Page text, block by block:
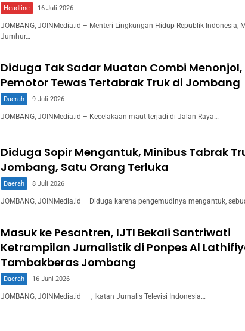
Headline 16 Juli 2026
JOMBANG, JOINMedia.id – Menteri Lingkungan Hidup Republik Indonesia,
Jumhur…
Diduga Tak Sadar Muatan Combi Menonjol,
Pemotor Tewas Tertabrak Truk di Jombang
Daerah 9 Juli 2026
JOMBANG, JOINMedia.id – Kecelakaan maut terjadi di Jalan Raya…
Diduga Sopir Mengantuk, Minibus Tabrak
Jombang, Satu Orang Terluka
Daerah 8 Juli 2026
JOMBANG, JOINMedia.id – Diduga karena pengemudinya mengantuk,
Masuk ke Pesantren, IJTI Bekali Santriwati
Ketrampilan Jurnalistik di Ponpes Al
Tambakberas Jombang
Daerah 16 Juni 2026
JOMBANG, JOINMedia.id – ​, Ikatan Jurnalis Televisi Indonesia…